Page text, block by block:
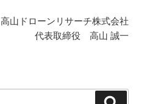
高山ドローンリサーチ株式会社
代表取締役 高山 誠一